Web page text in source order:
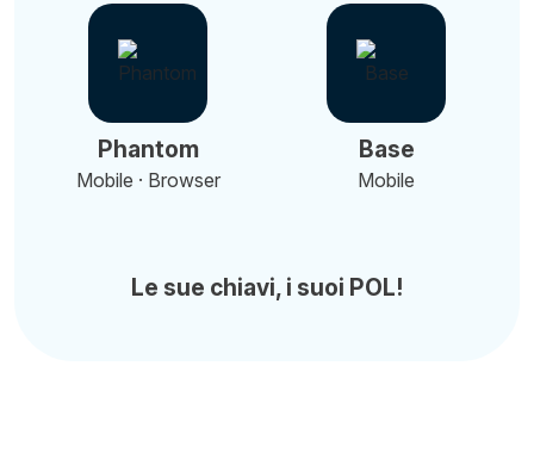
Phantom
Mobile · Browser
Base
Mobile
Le sue chiavi, i suoi POL!